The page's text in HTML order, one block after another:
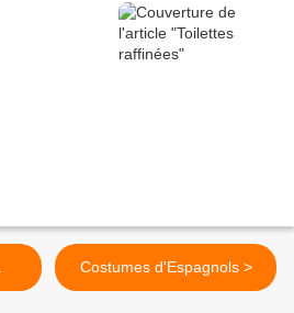
Costumes d'Espagnols >